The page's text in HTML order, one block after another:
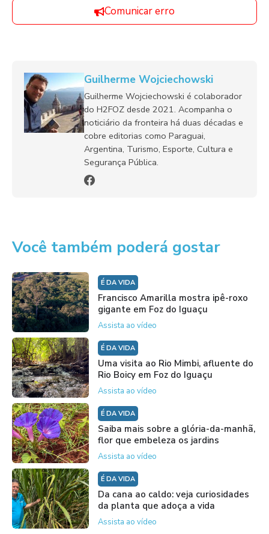
Comunicar erro
Guilherme Wojciechowski
Guilherme Wojciechowski é colaborador
do H2FOZ desde 2021. Acompanha o
noticiário da fronteira há duas décadas e
cobre editorias como Paraguai,
Argentina, Turismo, Esporte, Cultura e
Segurança Pública.
Você também poderá gostar
É DA VIDA
Francisco Amarilla mostra ipê-roxo
gigante em Foz do Iguaçu
Assista ao vídeo
É DA VIDA
Uma visita ao Rio Mimbi, afluente do
Rio Boicy em Foz do Iguaçu
Assista ao vídeo
É DA VIDA
Saiba mais sobre a glória-da-manhã,
flor que embeleza os jardins
Assista ao vídeo
É DA VIDA
Da cana ao caldo: veja curiosidades
da planta que adoça a vida
Assista ao vídeo